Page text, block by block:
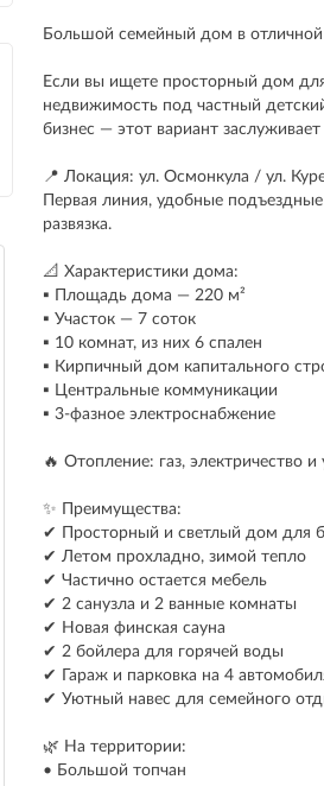
Большой семейный дом в отличной
Если вы ищете просторный дом
недвижимость под частный
бизнес — этот вариант
📍 Локация: ул. Осмонкула / ул.
Первая линия, удобные
развязка.
📐 Характеристики дома:
▪️ Площадь дома — 220 м²
▪️ Участок — 7 соток
▪️ 10 комнат, из них 6 спален
▪️ Кирпичный дом капитального
▪️ Центральные коммуникации
▪️ 3-фазное электроснабжение
🔥 Отопление: газ, электричество и
✨ Преимущества:
✔ Просторный и светлый дом для
✔ Летом прохладно, зимой тепло
✔ Частично остается мебель
✔ 2 санузла и 2 ванные комнаты
✔ Новая финская сауна
✔ 2 бойлера для горячей воды
✔ Гараж и парковка на 4
✔ Уютный навес для семейного
🌿 На территории:
• Большой топчан